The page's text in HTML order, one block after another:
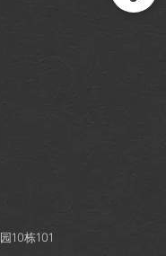
10栋101